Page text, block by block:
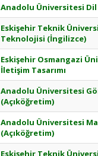
Anadolu Üniversitesi Dil
Eskişehir Teknik
Teknolojisi (İngilizce)
Eskişehir Osmangazi
İletişim Tasarımı
Anadolu Üniversitesi
(Açıköğretim)
Anadolu Üniversitesi
(Açıköğretim)
Eskişehir Teknik